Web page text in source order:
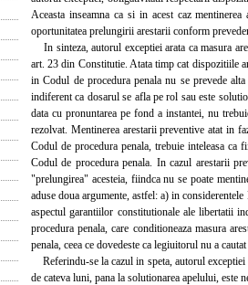
Aceasta inseamna ca si in acest caz
oportunitatea prelungirii arestarii conform
In sinteza, autorul exceptiei arata ca masura
art. 23 din Constitutie. Atata timp cat dispozitiile
in Codul de procedura penala nu se prevede
indiferent ca dosarul se afla pe rol sau este
data cu pronuntarea pe fond a instantei, nu
rezolvat. Mentinerea arestarii preventive atat in
Codul de procedura penala, trebuie inteleasa
Codul de procedura penala. In cazul arestarii
"prelungirea" acesteia, fiindca nu se poate
aduse doua argumente, astfel: a) in
aspectul garantiilor constitutionale ale libertatii
procedura penala, care conditioneaza masura
penala, ceea ce dovedeste ca legiuitorul nu a
Referindu-se la cazul in speta, autorul exceptiei
de cateva luni, pana la solutionarea apelului, este